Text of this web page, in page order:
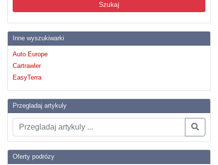
Szukaj
Inne wyszukiwarki
Auto Europe
Cartrawler
EasyTerra
Przegladaj artykuly
Oferty podrózy